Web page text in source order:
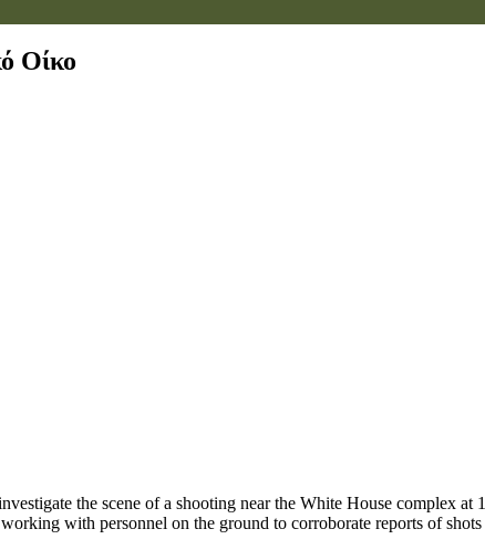
Οίκο
the scene of a shooting near the White House
with personnel on the ground to corroborate reports of